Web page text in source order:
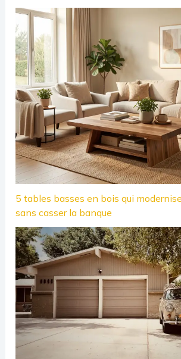
5 tables basses en bois qui
sans casser la banque